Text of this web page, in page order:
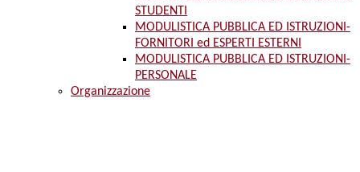
STUDENTI
MODULISTICA PUBBLICA ED ISTRUZIONI-
FORNITORI ed ESPERTI ESTERNI
MODULISTICA PUBBLICA ED ISTRUZIONI-
PERSONALE
Organizzazione